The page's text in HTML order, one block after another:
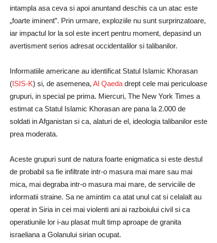
intampla asa ceva si apoi anuntand deschis ca un atac este
„foarte iminent”. Prin urmare, exploziile nu sunt surprinzatoare,
iar impactul lor la sol este incert pentru moment, depasind un
avertisment serios adresat occidentalilor si talibanilor.
Informatiile americane au identificat Statul Islamic Khorasan
(ISIS-K) si, de asemenea, Al Qaeda drept cele mai periculoase
grupuri, in special pe prima. Miercuri, The New York Times a
estimat ca Statul Islamic Khorasan are pana la 2.000 de
soldati in Afganistan si ca, alaturi de el, ideologia talibanilor este
prea moderata.
Aceste grupuri sunt de natura foarte enigmatica si este destul
de probabil sa fie infiltrate intr-o masura mai mare sau mai
mica, mai degraba intr-o masura mai mare, de serviciile de
informatii straine. Sa ne amintim ca atat unul cat si celalalt au
operat in Siria in cei mai violenti ani ai razboiului civil si ca
operatiunile lor i-au plasat mult timp aproape de granita
israeliana a Golanului sirian ocupat.